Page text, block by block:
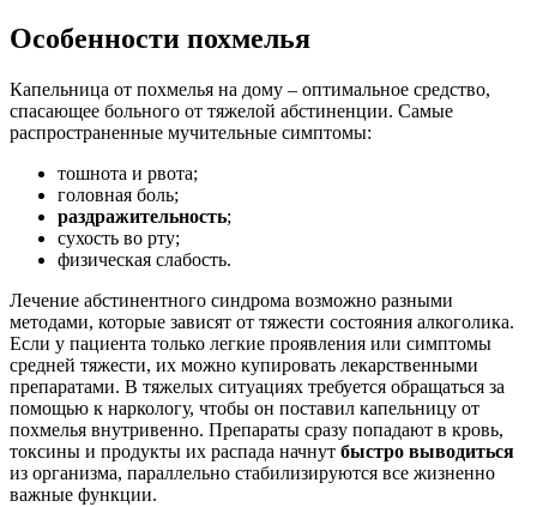
Особенности похмелья
Капельница от похмелья на дому – оптимальное средство,
спасающее больного от тяжелой абстиненции. Самые
распространенные мучительные симптомы:
тошнота и рвота;
головная боль;
раздражительность;
сухость во рту;
физическая слабость.
Лечение абстинентного синдрома возможно разными
методами, которые зависят от тяжести состояния алкоголика.
Если у пациента только легкие проявления или симптомы
средней тяжести, их можно купировать лекарственными
препаратами. В тяжелых ситуациях требуется обращаться за
помощью к наркологу, чтобы он поставил капельницу от
похмелья внутривенно. Препараты сразу попадают в кровь,
токсины и продукты их распада начнут быстро выводиться
из организма, параллельно стабилизируются все жизненно
важные функции.